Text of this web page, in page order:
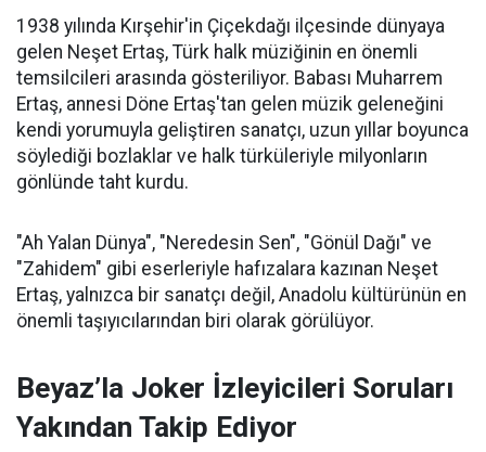
1938 yılında Kırşehir'in Çiçekdağı ilçesinde dünyaya
gelen Neşet Ertaş, Türk halk müziğinin en önemli
temsilcileri arasında gösteriliyor. Babası Muharrem
Ertaş, annesi Döne Ertaş'tan gelen müzik geleneğini
kendi yorumuyla geliştiren sanatçı, uzun yıllar boyunca
söylediği bozlaklar ve halk türküleriyle milyonların
gönlünde taht kurdu.
"Ah Yalan Dünya", "Neredesin Sen", "Gönül Dağı" ve
"Zahidem" gibi eserleriyle hafızalara kazınan Neşet
Ertaş, yalnızca bir sanatçı değil, Anadolu kültürünün en
önemli taşıyıcılarından biri olarak görülüyor.
Beyaz’la Joker İzleyicileri Soruları
Yakından Takip Ediyor